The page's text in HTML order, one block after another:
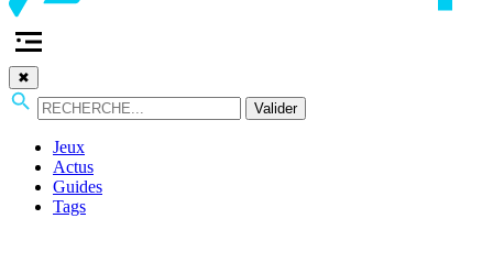
✖
Valider
Jeux
Actus
Guides
Tags